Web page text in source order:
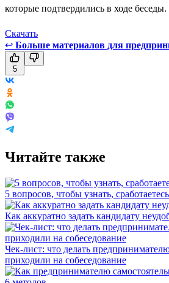
которые подтвердились в ходе беседы.
Скачать
↩ Больше материалов для
5
Читайте также
5 вопросов, чтобы узнать,
Как аккуратно задать кандидату
Чек-лист: что делать
приходили на собеседование